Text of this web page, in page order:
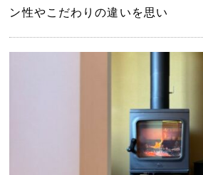
ン性やこだわりの違いを思い